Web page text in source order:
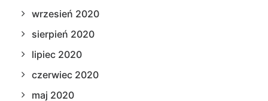
wrzesień 2020
sierpień 2020
lipiec 2020
czerwiec 2020
maj 2020